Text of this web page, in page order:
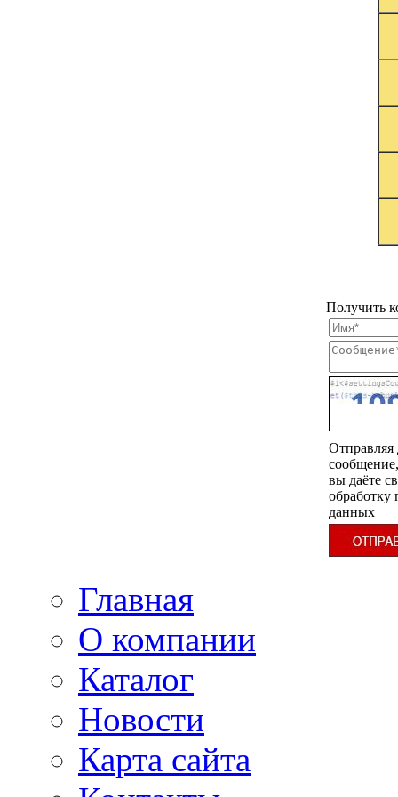
Получить
Отправляя
сообщение,
вы даёте
обработку
данных
Главная
О компании
Каталог
Новости
Карта сайта